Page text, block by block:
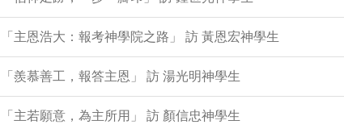
主恩浩大：報考神學院之路」 訪 黃恩宏神學生
羨慕善工，報答主恩」 訪 湯光明神學生
主若願意，為主所用」 訪 顏信忠神學生